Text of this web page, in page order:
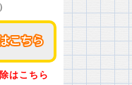
こちら
こちら
はこちら